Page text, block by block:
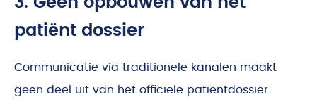
patiënt dossier
Communicatie via traditionele kanalen maakt
geen deel uit van het officiële patiëntdossier.